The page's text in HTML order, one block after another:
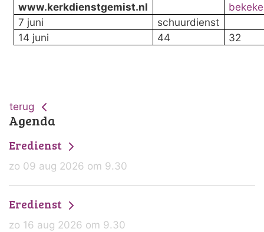
www.kerkdienstgemist.nl
7 juni
schuurdienst
14 juni
44 32
terug
Agenda
Eredienst
zo 09 aug 2026 om 9.30
Eredienst
zo 16 aug 2026 om 9.30